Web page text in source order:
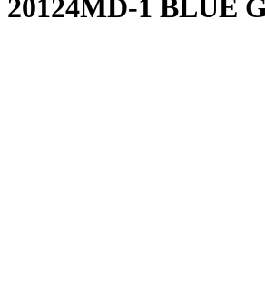
20124MD-1 BLUE